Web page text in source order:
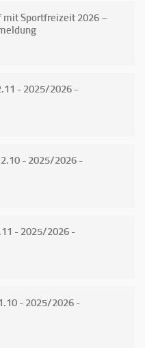
Sportfreizeit 2026 –
- 2025/2026 -
2.10 - 2025/2026 -
- 2025/2026 -
- 2025/2026 -